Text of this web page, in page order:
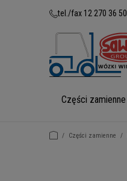
tel./fax 12 270 36 50
Części zamienne
/ Części zamienne /